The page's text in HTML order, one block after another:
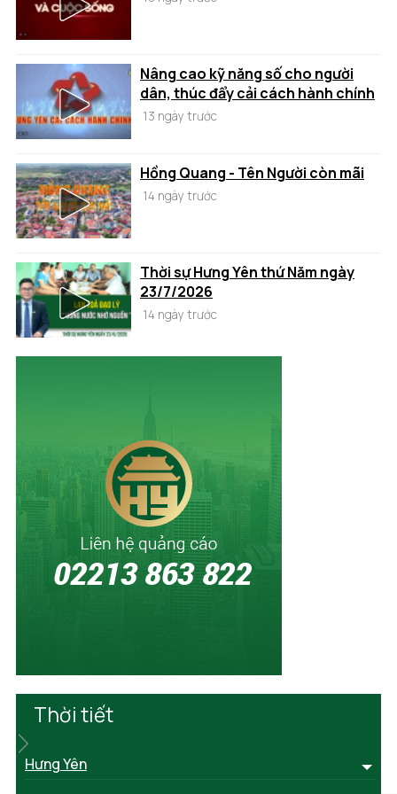
Nâng cao kỹ năng số cho người
dân, thúc đẩy cải cách hành chính
13 ngày trước
Hồng Quang - Tên Người còn mãi
14 ngày trước
Thời sự Hưng Yên thứ Năm ngày
23/7/2026
14 ngày trước
Thời tiết
Hưng Yên